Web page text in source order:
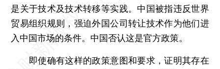
是关于技术及技术转移等实践。中国被指违反世界
贸易组织规则，强迫外国公司转让技术作为他们进
入中国市场的条件。中国否认这是官方政策。
即使确有这样的政策意图和要求，证明其存在